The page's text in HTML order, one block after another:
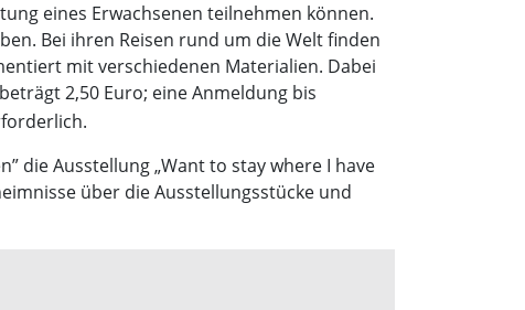
eines Erwachsenen teilnehmen können.
Bei ihren Reisen rund um die Welt finden
mit verschiedenen Materialien. Dabei
2,50 Euro; eine Anmeldung bis
die Ausstellung „Want to stay where I have
über die Ausstellungsstücke und